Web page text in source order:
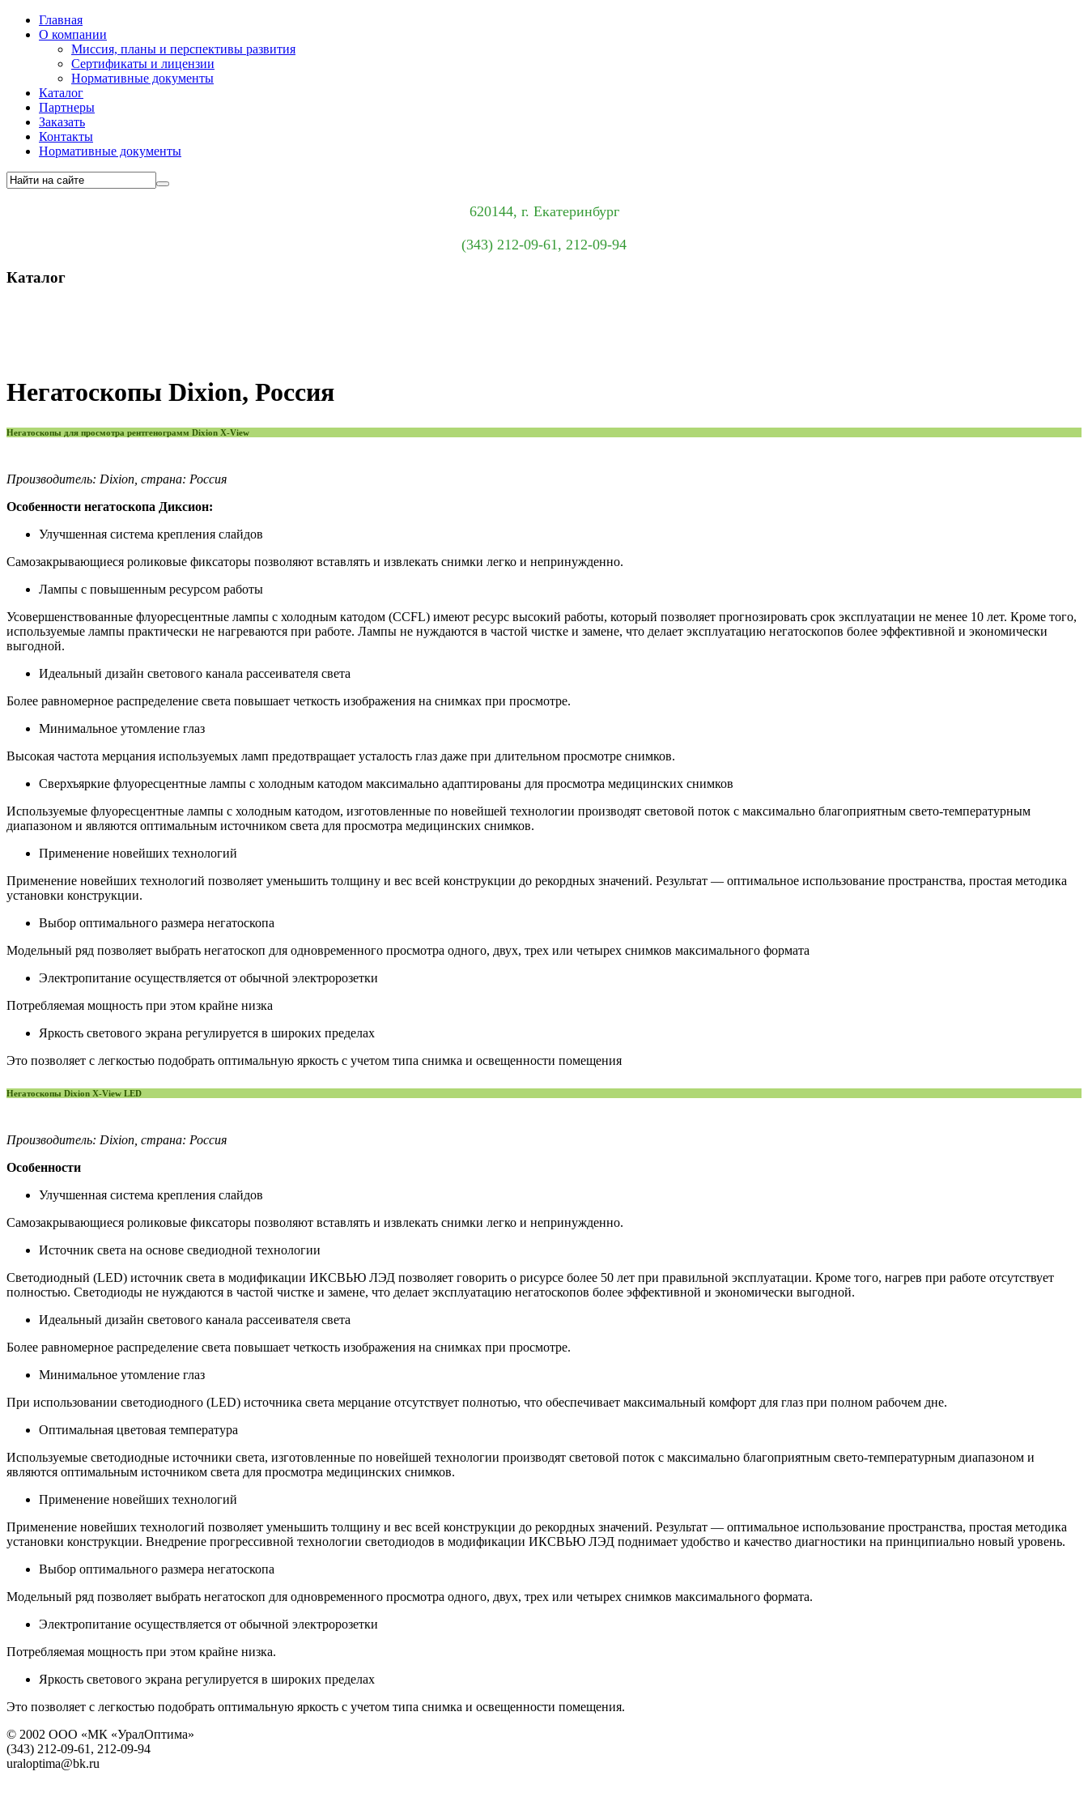
Главная
О компании
Миссия, планы и перспективы развития
Сертификаты и лицензии
Нормативные документы
Каталог
Партнеры
Заказать
Контакты
Нормативные документы
620144, г. Екатеринбург
(343) 212-09-61, 212-09-94
Каталог
Негатоскопы Dixion, Россия
Негатоскопы для просмотра рентгенограмм Dixion X-View
Производитель: Dixion, страна: Россия
Особенности негатоскопа Диксион:
Улучшенная система крепления слайдов
Самозакрывающиеся роликовые фиксаторы позволяют вставлять и извлекать снимки легко и непринужденно.
Лампы с повышенным ресурсом работы
Усовершенствованные флуоресцентные лампы с холодным катодом (CCFL) имеют ресурс высокий работы, который позволяет прогнозировать срок эксплуатации не менее 10 лет. Кроме того,
используемые лампы практически не нагреваются при работе. Лампы не нуждаются в частой чистке и замене, что делает эксплуатацию негатоскопов более эффективной и экономически
выгодной.
Идеальный дизайн светового канала рассеивателя света
Более равномерное распределение света повышает четкость изображения на снимках при просмотре.
Минимальное утомление глаз
Высокая частота мерцания используемых ламп предотвращает усталость глаз даже при длительном просмотре снимков.
Сверхъяркие флуоресцентные лампы с холодным катодом максимально адаптированы для просмотра медицинских снимков
Используемые флуоресцентные лампы с холодным катодом, изготовленные по новейшей технологии производят световой поток с максимально благоприятным свето-температурным
диапазоном и являются оптимальным источником света для просмотра медицинских снимков.
Применение новейших технологий
Применение новейших технологий позволяет уменьшить толщину и вес всей конструкции до рекордных значений. Результат — оптимальное использование пространства, простая методика
установки конструкции.
Выбор оптимального размера негатоскопа
Модельный ряд позволяет выбрать негатоскоп для одновременного просмотра одного, двух, трех или четырех снимков максимального формата
Электропитание осуществляется от обычной электророзетки
Потребляемая мощность при этом крайне низка
Яркость светового экрана регулируется в широких пределах
Это позволяет с легкостью подобрать оптимальную яркость с учетом типа снимка и освещенности помещения
Негатоскопы Dixion X-View LED
Производитель: Dixion, страна: Россия
Особенности
Улучшенная система крепления слайдов
Самозакрывающиеся роликовые фиксаторы позволяют вставлять и извлекать снимки легко и непринужденно.
Источник света на основе сведиодной технологии
Светодиодный (LED) источник света в модификации ИКСВЬЮ ЛЭД позволяет говорить о рисурсе более 50 лет при правильной эксплуатации. Кроме того, нагрев при работе отсутствует
полностью. Светодиоды не нуждаются в частой чистке и замене, что делает эксплуатацию негатоскопов более эффективной и экономически выгодной.
Идеальный дизайн светового канала рассеивателя света
Более равномерное распределение света повышает четкость изображения на снимках при просмотре.
Минимальное утомление глаз
При использовании светодиодного (LED) источника света мерцание отсутствует полнотью, что обеспечивает максимальный комфорт для глаз при полном рабочем дне.
Оптимальная цветовая температура
Используемые светодиодные источники света, изготовленные по новейшей технологии производят световой поток с максимально благоприятным свето-температурным диапазоном и
являются оптимальным источником света для просмотра медицинских снимков.
Применение новейших технологий
Применение новейших технологий позволяет уменьшить толщину и вес всей конструкции до рекордных значений. Результат — оптимальное использование пространства, простая методика
установки конструкции. Внедрение прогрессивной технологии светодиодов в модификации ИКСВЬЮ ЛЭД поднимает удобство и качество диагностики на принципиально новый уровень.
Выбор оптимального размера негатоскопа
Модельный ряд позволяет выбрать негатоскоп для одновременного просмотра одного, двух, трех или четырех снимков максимального формата.
Электропитание осуществляется от обычной электророзетки
Потребляемая мощность при этом крайне низка.
Яркость светового экрана регулируется в широких пределах
Это позволяет с легкостью подобрать оптимальную яркость с учетом типа снимка и освещенности помещения.
© 2002 ООО «МК «УралОптима»
(343) 212-09-61, 212-09-94
uraloptima@bk.ru